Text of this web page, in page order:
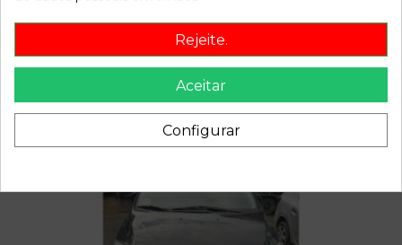
Rejeite.
Aceitar
Configurar